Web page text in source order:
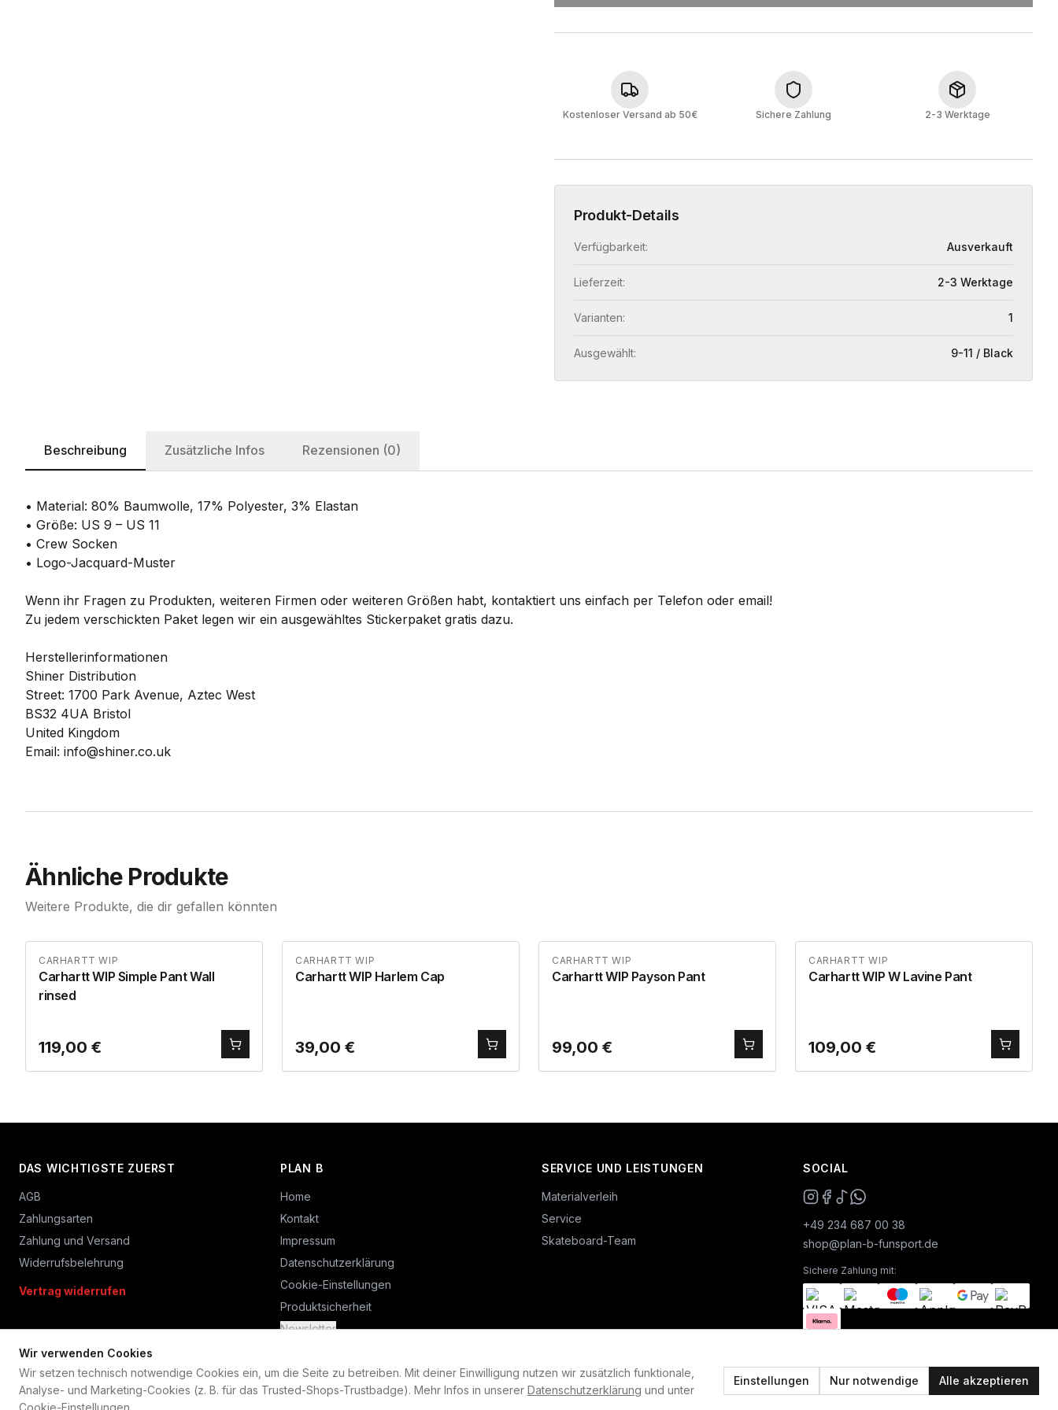
Wir verwenden Cookies
Wir setzen technisch notwendige Cookies ein, um die Seite zu betreiben. Mit deiner Einwilligung nutzen wir zusätzlich funktionale,
Analyse- und Marketing-Cookies (z. B. für das Trusted-Shops-Trustbadge). Mehr Infos in unserer Datenschutzerklärung und unter
Cookie-Einstellungen
Einstellungen Nur notwendige Alle akzeptieren
Kostenloser Versand ab 50€ Sichere Zahlung 2-3 Werktage
Produkt-Details
Verfügbarkeit: Ausverkauft
Lieferzeit: 2-3 Werktage
Varianten: 1
Ausgewählt: 9-11 / Black
Beschreibung Zusätzliche Infos Rezensionen (0)
• Material: 80% Baumwolle, 17% Polyester, 3% Elastan
• Größe: US 9 – US 11
• Crew Socken
• Logo-Jacquard-Muster
Wenn ihr Fragen zu Produkten, weiteren Firmen oder weiteren Größen habt, kontaktiert uns einfach per Telefon oder email!
Zu jedem verschickten Paket legen wir ein ausgewähltes Stickerpaket gratis dazu.
Herstellerinformationen
Shiner Distribution
Street: 1700 Park Avenue, Aztec West
BS32 4UA Bristol
United Kingdom
Email: info@shiner.co.uk
Ähnliche Produkte
Weitere Produkte, die dir gefallen könnten
CARHARTT WIP
Carhartt WIP Simple Pant Wall
rinsed
119,00 €
CARHARTT WIP
Carhartt WIP Harlem Cap
39,00 €
CARHARTT WIP
Carhartt WIP Payson Pant
99,00 €
CARHARTT WIP
Carhartt WIP W Lavine Pant
109,00 €
DAS WICHTIGSTE ZUERST
AGB
Zahlungsarten
Zahlung und Versand
Widerrufsbelehrung
Vertrag widerrufen
PLAN B
Home
Kontakt
Impressum
Datenschutzerklärung
Cookie-Einstellungen
Produktsicherheit
Newsletter
SERVICE UND LEISTUNGEN
Materialverleih
Service
Skateboard-Team
SOCIAL
+49 234 687 00 38
shop@plan-b-funsport.de
Sichere Zahlung mit:
©2026 Plan B. Alle Rechte vorbehalten.